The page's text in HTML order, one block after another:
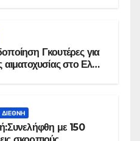
Γκουτέρες για
αιματοχυσίας στο Ελ
ΔΙΕΘΝΉ
με 150